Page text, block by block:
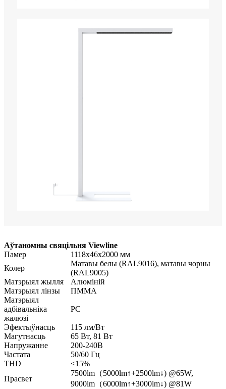
Аўтаномны свяцільня Viewline
Памер
1118x46x2000 мм
Колер
Матавы белы (RAL9016), матавы чорны
(RAL9005)
Матэрыял жылля
Алюміній
Матэрыял лінзы
ПММА
Матэрыял
адбівальніка
жалюзі
PC
Эфектыўнасць
115 лм/Вт
Магутнасць
65 Вт, 81 Вт
Напружанне
200-240В
Частата
50/60 Гц
THD
<15%
Прасвет
7500lm（5000lm↑+2500lm↓) @65W,
9000lm（6000lm↑+3000lm↓) @81W